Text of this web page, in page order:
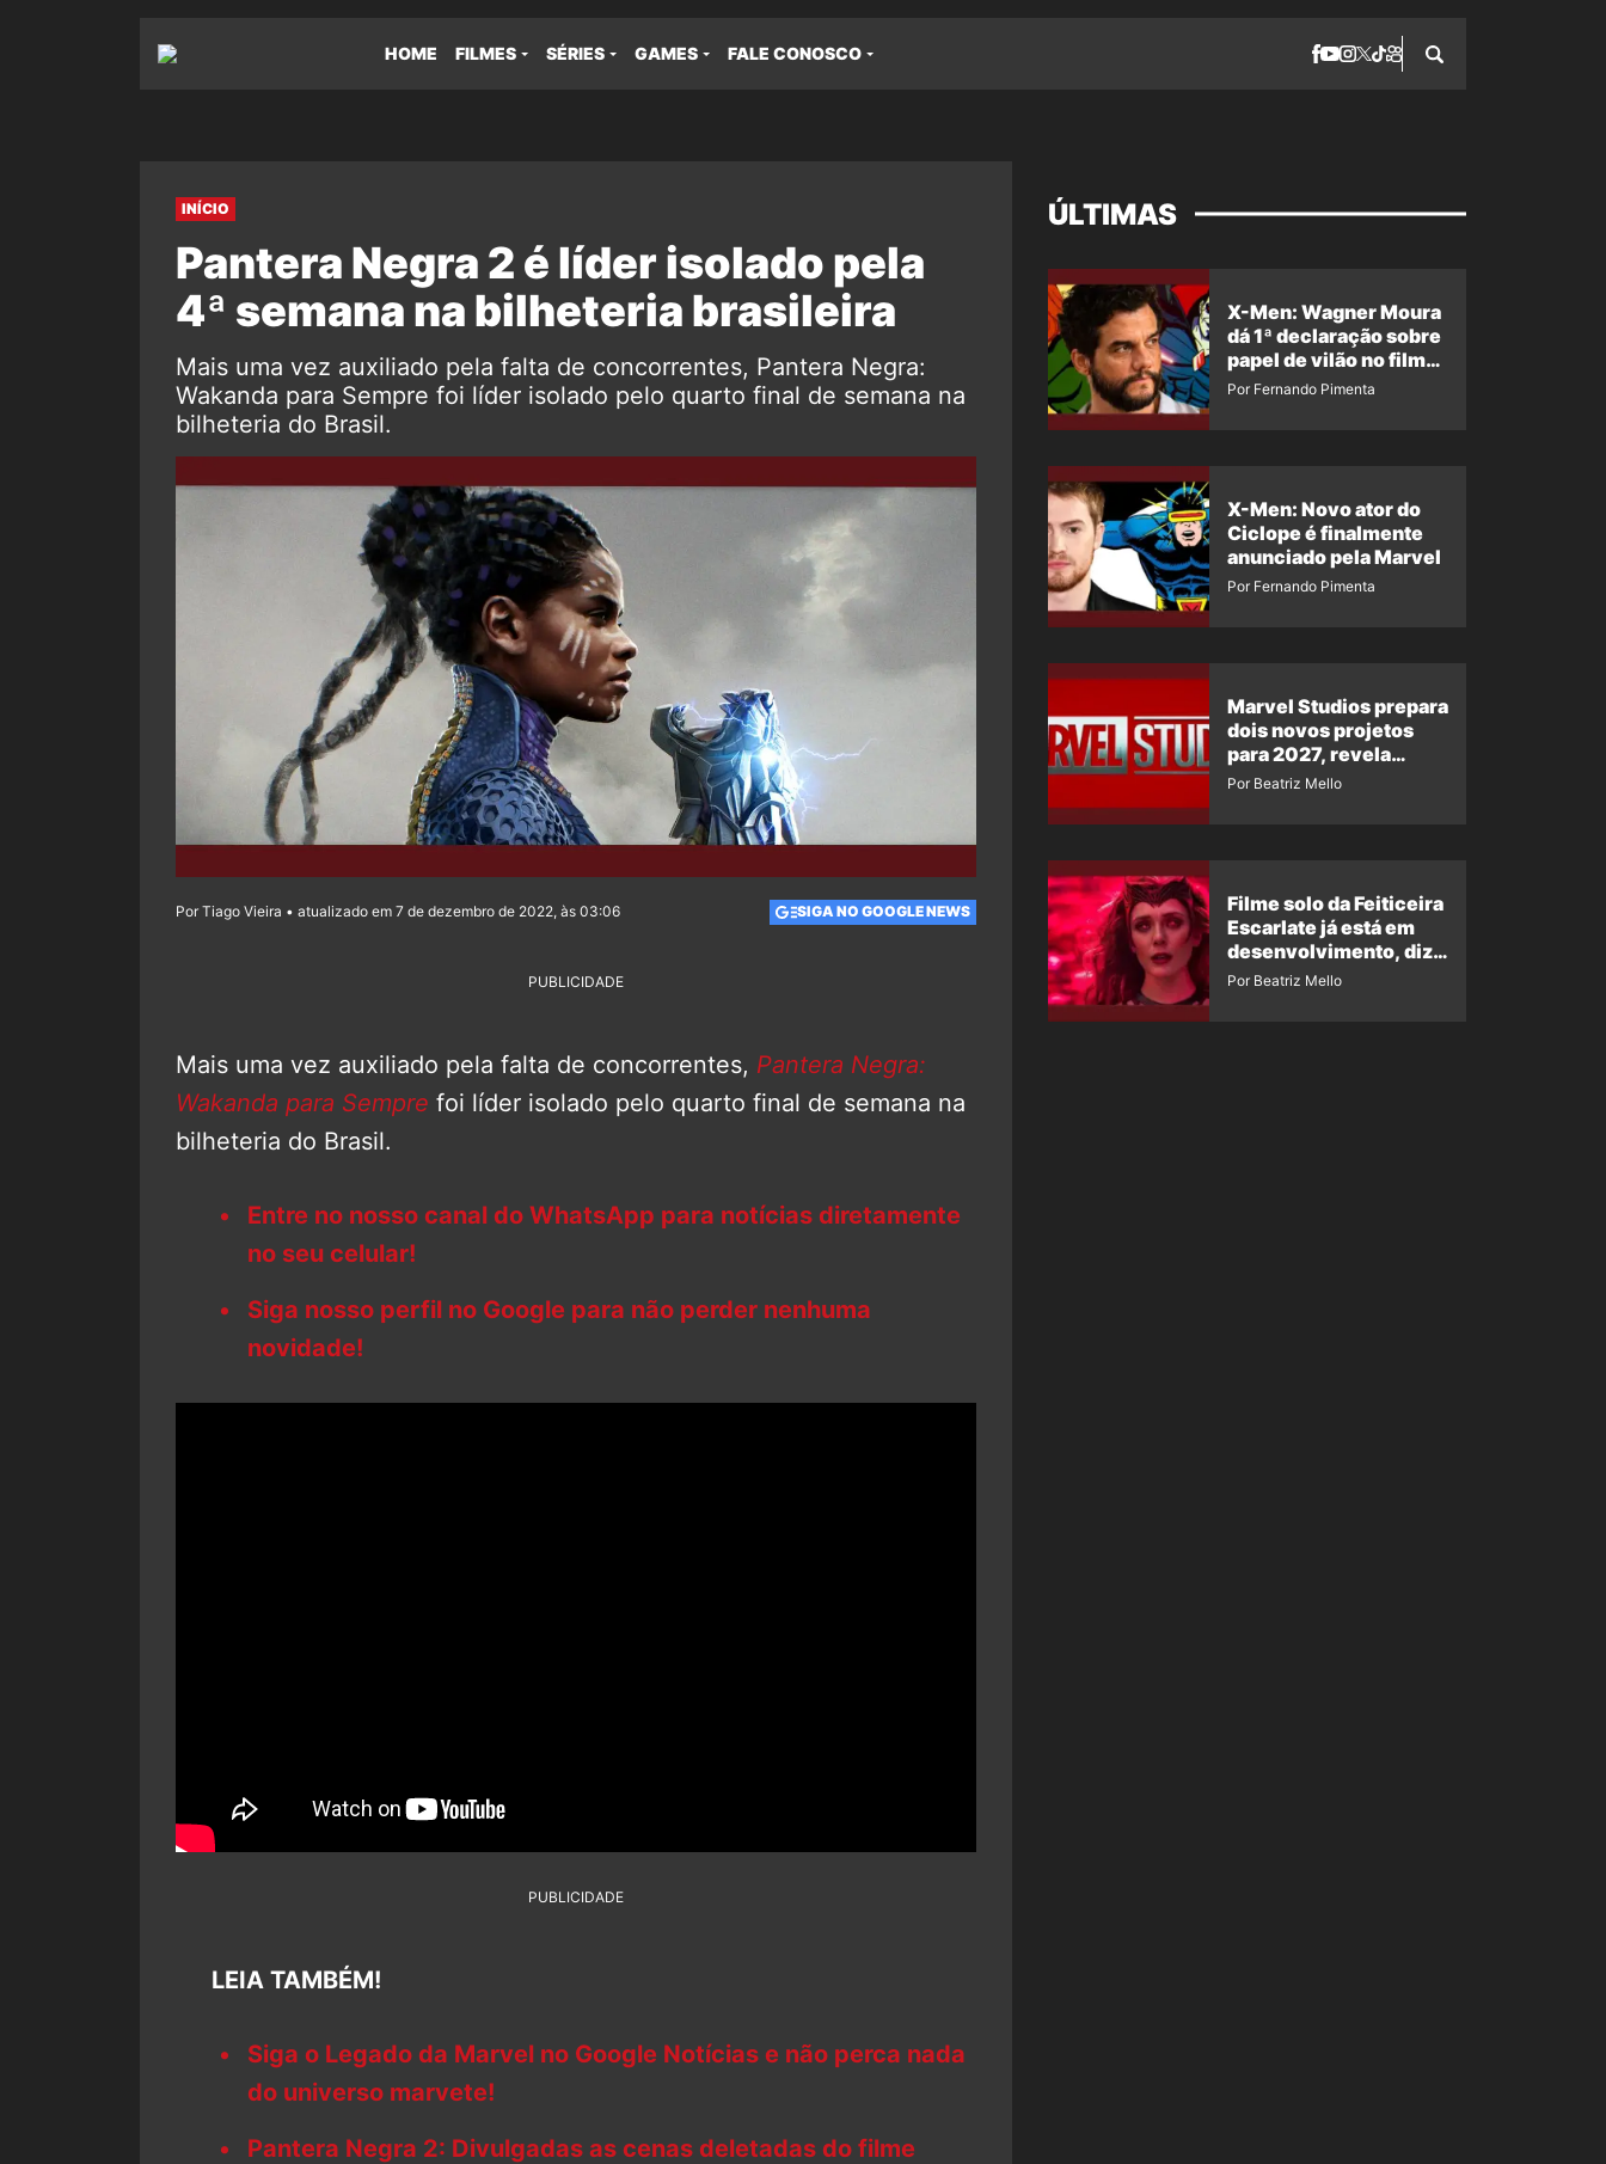
HOME FILMES SÉRIES GAMES FALE CONOSCO
INÍCIO
Pantera Negra 2 é líder isolado pela
4ª semana na bilheteria brasileira
Mais uma vez auxiliado pela falta de concorrentes, Pantera Negra:
Wakanda para Sempre foi líder isolado pelo quarto final de semana na
bilheteria do Brasil.
Por Tiago Vieira • atualizado em 7 de dezembro de 2022, às 03:06 SIGA NO GOOGLE NEWS
PUBLICIDADE
Mais uma vez auxiliado pela falta de concorrentes, Pantera Negra:
Wakanda para Sempre foi líder isolado pelo quarto final de semana na
bilheteria do Brasil.
Entre no nosso canal do WhatsApp para notícias diretamente
no seu celular!
Siga nosso perfil no Google para não perder nenhuma
novidade!
PUBLICIDADE
LEIA TAMBÉM!
Siga o Legado da Marvel no Google Notícias e não perca nada
do universo marvete!
Pantera Negra 2: Divulgadas as cenas deletadas do filme
ÚLTIMAS
X-Men: Wagner Moura
dá 1ª declaração sobre
papel de vilão no filme
da Marvel
Por Fernando Pimenta
X-Men: Novo ator do
Ciclope é finalmente
anunciado pela Marvel
Por Fernando Pimenta
Marvel Studios prepara
dois novos projetos
para 2027, revela
insider
Por Beatriz Mello
Filme solo da Feiticeira
Escarlate já está em
desenvolvimento, diz
insider
Por Beatriz Mello